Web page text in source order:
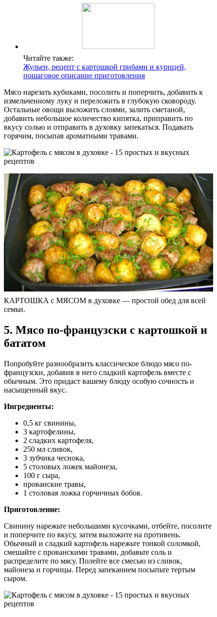
Читайте также:
Жульен, рецепт с картошкой грибами и курицей,
пошаговое описание приготовления
Мясо нарезать кубиками, посолить и поперчить, добавить к
измельченному луку и переложить в глубокую сковороду.
Остальные овощи выложить слоями, залить сметаной,
добавить небольшое количество кипятка, приправить по
вкусу солью и отправить в духовку запекаться. Подавать
горячим, посыпав ароматными травами.
КАРТОШКА с МЯСОМ в духовке — простой обед для всей
семьи.
5. Мясо по-французски с картошкой и
бататом
Попробуйте разнообразить классическое блюдо мясо по-
французски, добавив в него сладкий картофель вместе с
обычным. Это придаст вашему блюду особую сочность и
насыщенный вкус.
Ингредиенты:
0,5 кг свинины,
3 картофелины,
2 сладких картофеля,
250 мл сливок,
3 зубчика чеснока,
5 столовых ложек майонеза,
100 г сыра,
прованские травы,
1 столовая ложка горчичных бобов.
Приготовление:
Свинину нарежьте небольшими кусочками, отбейте, посолите
и поперчите по вкусу, затем выложите на противень.
Обычный и сладкий картофель нарежьте тонкой соломкой,
смешайте с прованскими травами, добавьте соль и
распределите по мясу. Полейте все смесью из сливок,
майонеза и горчицы. Перед запеканием посыпьте тертым
сыром.